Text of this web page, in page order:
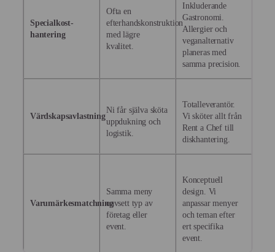
Specialkost-
hantering
Ofta en
efterhandskonstruktion
med lägre
kvalitet.
Inkluderande
Gastronomi.
Allergier och
veganalternativ
planeras med
samma precision.
Värdskapsavlastning
Ni får själva sköta
uppdukning och
logistik.
Totalleverantör.
Vi sköter allt från
Rent a Chef till
diskhantering.
Varumärkesmatchning
Samma meny
oavsett typ av
företag eller
event.
Konceptuell
design. Vi
anpassar menyer
och teman efter
ert specifika
event.